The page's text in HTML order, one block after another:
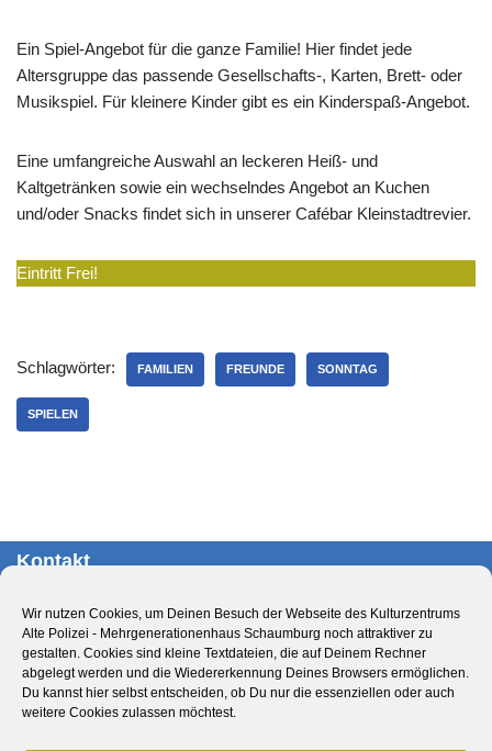
Wir nutzen Cookies, um Deinen Besuch der Webseite des Kulturzentrums
Alte Polizei - Mehrgenerationenhaus Schaumburg noch attraktiver zu
gestalten. Cookies sind kleine Textdateien, die auf Deinem Rechner
abgelegt werden und die Wiedererkennung Deines Browsers ermöglichen.
Du kannst hier selbst entscheiden, ob Du nur die essenziellen oder auch
weitere Cookies zulassen möchtest.
Ein Spiel-Angebot für die ganze Familie! Hier findet jede
Altersgruppe das passende Gesellschafts-, Karten, Brett- oder
Musikspiel. Für kleinere Kinder gibt es ein Kinderspaß-Angebot.
Eine umfangreiche Auswahl an leckeren Heiß- und
Kaltgetränken sowie ein wechselndes Angebot an Kuchen
und/oder Snacks findet sich in unserer Cafébar Kleinstadtrevier.
Eintritt Frei!
Schlagwörter: FAMILIEN FREUNDE SONNTAG
SPIELEN
Kontakt
Schaumburg
Obernstr. 29
31655 Stadthagen
Deutschland